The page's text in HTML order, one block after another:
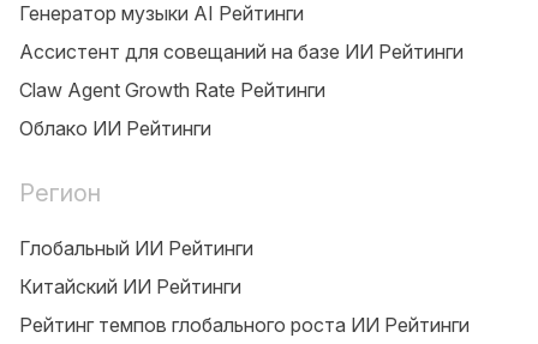
Генератор музыки AI Рейтинги
Ассистент для совещаний на базе ИИ Рейтинги
Claw Agent Growth Rate Рейтинги
Облако ИИ Рейтинги
Регион
Глобальный ИИ Рейтинги
Китайский ИИ Рейтинги
Рейтинг темпов глобального роста ИИ Рейтинги